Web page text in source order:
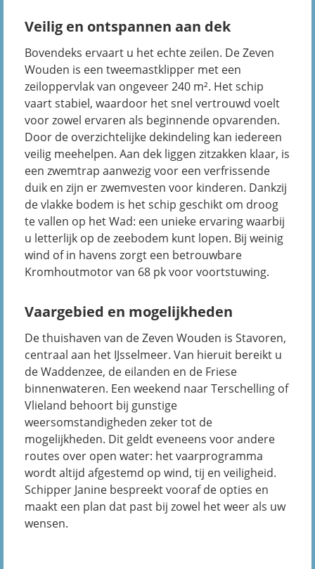
Veilig en ontspannen aan dek
Bovendeks ervaart u het echte zeilen. De Zeven
Wouden is een tweemastklipper met een
zeiloppervlak van ongeveer 240 m². Het schip
vaart stabiel, waardoor het snel vertrouwd voelt
voor zowel ervaren als beginnende opvarenden.
Door de overzichtelijke dekindeling kan iedereen
veilig meehelpen. Aan dek liggen zitzakken klaar, is
een zwemtrap aanwezig voor een verfrissende
duik en zijn er zwemvesten voor kinderen. Dankzij
de vlakke bodem is het schip geschikt om droog
te vallen op het Wad: een unieke ervaring waarbij
u letterlijk op de zeebodem kunt lopen. Bij weinig
wind of in havens zorgt een betrouwbare
Kromhoutmotor van 68 pk voor voortstuwing.
Vaargebied en mogelijkheden
De thuishaven van de Zeven Wouden is Stavoren,
centraal aan het IJsselmeer. Van hieruit bereikt u
de Waddenzee, de eilanden en de Friese
binnenwateren. Een weekend naar Terschelling of
Vlieland behoort bij gunstige
weersomstandigheden zeker tot de
mogelijkheden. Dit geldt eveneens voor andere
routes over open water: het vaarprogramma
wordt altijd afgestemd op wind, tij en veiligheid.
Schipper Janine bespreekt vooraf de opties en
maakt een plan dat past bij zowel het weer als uw
wensen.